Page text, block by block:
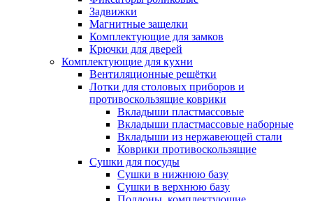
Задвижки
Магнитные защелки
Комплектующие для замков
Крючки для дверей
Комплектующие для кухни
Вентиляционные решётки
Лотки для столовых приборов и
противоскользящие коврики
Вкладыши пластмассовые
Вкладыши пластмассовые наборные
Вкладыши из нержавеющей стали
Коврики противоскользящие
Сушки для посуды
Сушки в нижнюю базу
Сушки в верхнюю базу